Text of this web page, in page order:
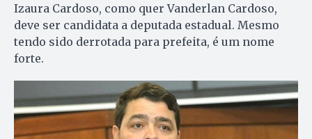
Izaura Cardoso, como quer Vanderlan Cardoso,
deve ser candidata a deputada estadual. Mesmo
tendo sido derrotada para prefeita, é um nome
forte.